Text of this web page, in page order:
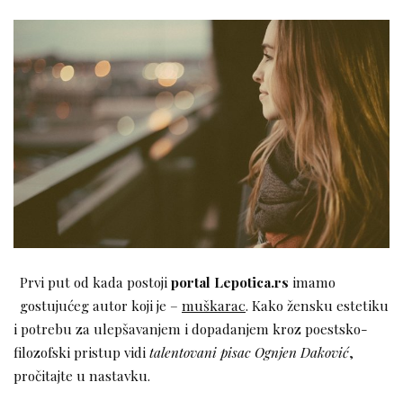
Prvi put od kada postojiportal Lepotica.rs imamo
gostujućeg autor koji je – muškarac. Kako žensku estetiku
i potrebu za ulepšavanjem i dopadanjem kroz poestsko-
filozofski pristup viditalentovani pisac Ognjen Daković,
pročitajte u nastavku.